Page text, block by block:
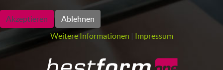
Akzeptieren
Ablehnen
Weitere Informationen | Impressum